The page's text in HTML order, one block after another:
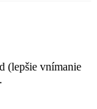
(lepšie vnímanie